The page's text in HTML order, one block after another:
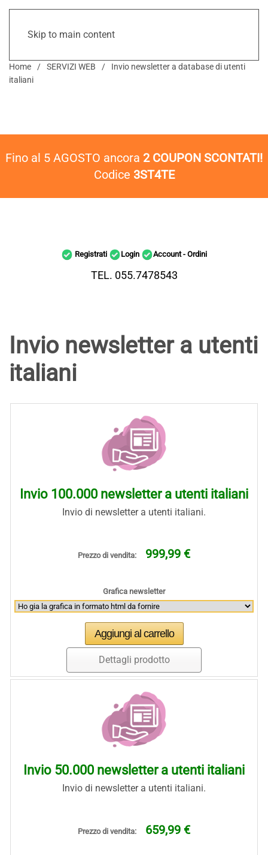
Skip to main content
Home SERVIZI WEB
Invio newsletter a database di utenti
italiani
Fino al 5 AGOSTO ancora 2 COUPON SCONTATI!
Codice 3ST4TE
Registrati Login Account - Ordini
TEL. 055.7478543
Invio newsletter a utenti
italiani
Invio 100.000 newsletter a utenti italiani
Invio di newsletter a utenti italiani.
Prezzo di vendita: 999,99 €
Grafica newsletter
Dettagli prodotto
Invio 50.000 newsletter a utenti italiani
Invio di newsletter a utenti italiani.
Prezzo di vendita: 659,99 €